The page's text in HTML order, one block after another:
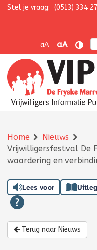
Navigatie overslaan
Stel je vraag: (0513) 334
aA aA
Home
Nieuws
Vrijwilligersfestival De
waardering en
Lees voor
Terug naar Nieuws